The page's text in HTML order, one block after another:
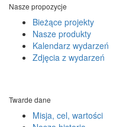
Nasze propozycje
Bieżące projekty
Nasze produkty
Kalendarz wydarzeń
Zdjęcia z wydarzeń
Twarde dane
Misja, cel, wartości